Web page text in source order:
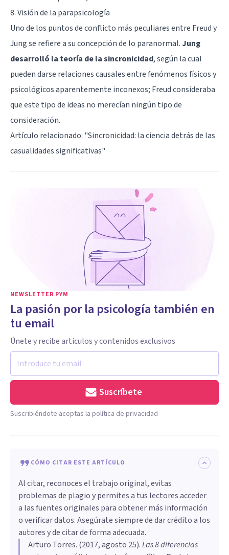
8. Visión de la parapsicología
Uno de los puntos de conflicto más peculiares entre Freud y
Jung se refiere a su concepción de lo paranormal. Jung
desarrolló la teoría de la sincronicidad, según la cual
pueden darse relaciones causales entre fenómenos físicos y
psicológicos aparentemente inconexos; Freud consideraba
que este tipo de ideas no merecían ningún tipo de
consideración.
Artículo relacionado: "Sincronicidad: la ciencia detrás de las
casualidades significativas"
NEWSLETTER PYM
La pasión por la psicología también en
tu email
Únete y recibe artículos y contenidos exclusivos
Suscríbete
Suscribiéndote aceptas la política de privacidad
CÓMO CITAR ESTE ARTÍCULO
Al citar, reconoces el trabajo original, evitas
problemas de plagio y permites a tus lectores acceder
a las fuentes originales para obtener más información
o verificar datos. Asegúrate siempre de dar crédito a los
autores y de citar de forma adecuada.
Arturo Torres. (2017, agosto 25).Las 8 diferencias